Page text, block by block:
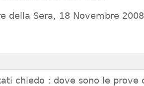
della Sera, 18 Novembre
chiedo : dove sono le prove